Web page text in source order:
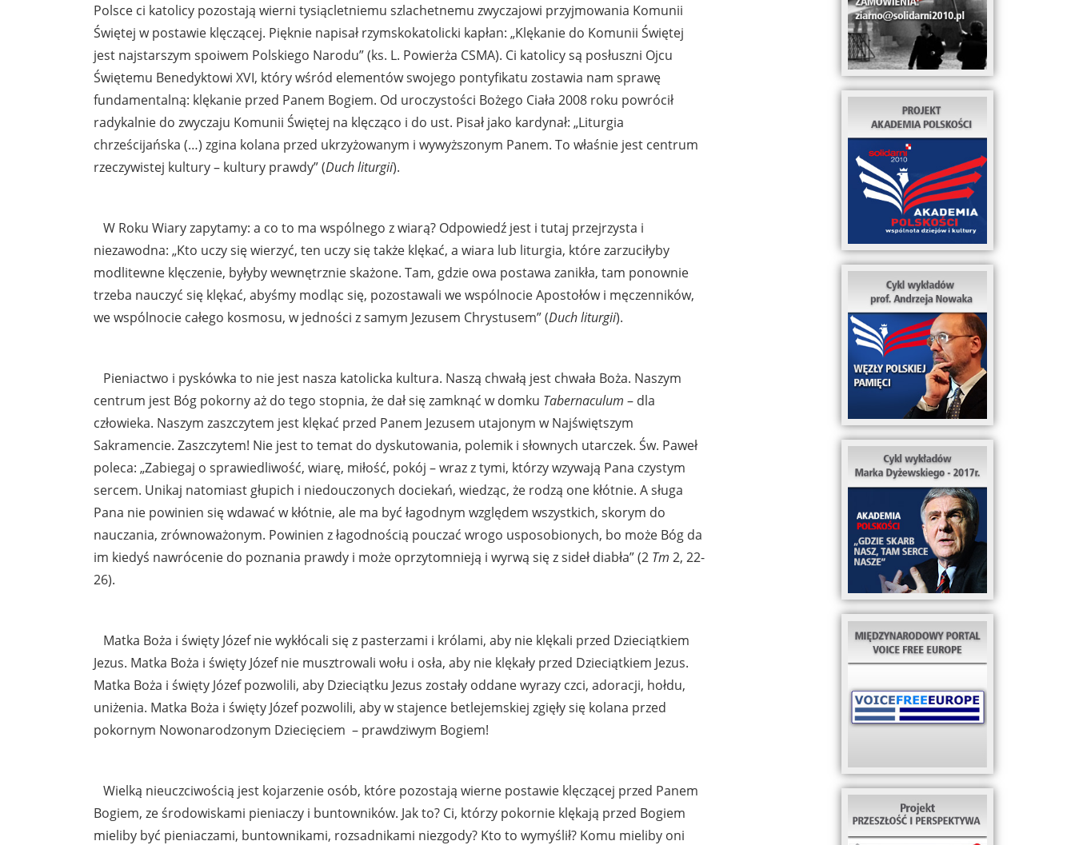
Polsce ci katolicy pozostają wierni tysiącletniemu szlachetnemu zwyczajowi przyjmowania Komunii
Świętej w postawie klęczącej. Pięknie napisał rzymskokatolicki kapłan: „Klękanie do Komunii Świętej
jest najstarszym spoiwem Polskiego Narodu” (ks. L. Powierża CSMA). Ci katolicy są posłuszni Ojcu
Świętemu Benedyktowi XVI, który wśród elementów swojego pontyfikatu zostawia nam sprawę
fundamentalną: klękanie przed Panem Bogiem. Od uroczystości Bożego Ciała 2008 roku powrócił
radykalnie do zwyczaju Komunii Świętej na klęcząco i do ust. Pisał jako kardynał: „Liturgia
chrześcijańska (…) zgina kolana przed ukrzyżowanym i wywyższonym Panem. To właśnie jest centrum
rzeczywistej kultury – kultury prawdy” (Duch liturgii).
W Roku Wiary zapytamy: a co to ma wspólnego z wiarą? Odpowiedź jest i tutaj przejrzysta i
niezawodna: „Kto uczy się wierzyć, ten uczy się także klękać, a wiara lub liturgia, które zarzuciłyby
modlitewne klęczenie, byłyby wewnętrznie skażone. Tam, gdzie owa postawa zanikła, tam ponownie
trzeba nauczyć się klękać, abyśmy modląc się, pozostawali we wspólnocie Apostołów i męczenników,
we wspólnocie całego kosmosu, w jedności z samym Jezusem Chrystusem” (Duch liturgii).
Pieniactwo i pyskówka to nie jest nasza katolicka kultura. Naszą chwałą jest chwała Boża. Naszym
centrum jest Bóg pokorny aż do tego stopnia, że dał się zamknąć w domku Tabernaculum – dla
człowieka. Naszym zaszczytem jest klękać przed Panem Jezusem utajonym w Najświętszym
Sakramencie. Zaszczytem! Nie jest to temat do dyskutowania, polemik i słownych utarczek. Św. Paweł
poleca: „Zabiegaj o sprawiedliwość, wiarę, miłość, pokój – wraz z tymi, którzy wzywają Pana czystym
sercem. Unikaj natomiast głupich i niedouczonych dociekań, wiedząc, że rodzą one kłótnie. A sługa
Pana nie powinien się wdawać w kłótnie, ale ma być łagodnym względem wszystkich, skorym do
nauczania, zrównoważonym. Powinien z łagodnością pouczać wrogo usposobionych, bo może Bóg da
im kiedyś nawrócenie do poznania prawdy i może oprzytomnieją i wyrwą się z sideł diabła” (2 Tm 2, 22-
26).
Matka Boża i święty Józef nie wykłócali się z pasterzami i królami, aby nie klękali przed Dzieciątkiem
Jezus. Matka Boża i święty Józef nie musztrowali wołu i osła, aby nie klękały przed Dzieciątkiem Jezus.
Matka Boża i święty Józef pozwolili, aby Dzieciątku Jezus zostały oddane wyrazy czci, adoracji, hołdu,
uniżenia. Matka Boża i święty Józef pozwolili, aby w stajence betlejemskiej zgięły się kolana przed
pokornym Nowonarodzonym Dziecięciem – prawdziwym Bogiem!
Wielką nieuczciwością jest kojarzenie osób, które pozostają wierne postawie klęczącej przed Panem
Bogiem, ze środowiskami pieniaczy i buntowników. Jak to? Ci, którzy pokornie klękają przed Bogiem
mieliby być pieniaczami, buntownikami, rozsadnikami niezgody? Kto to wymyślił? Komu mieliby oni